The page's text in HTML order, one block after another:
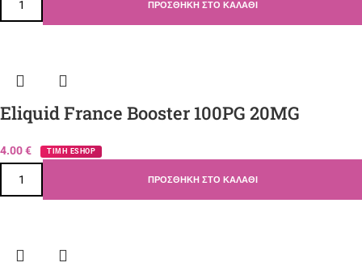
ΠΡΟΣΘΉΚΗ ΣΤΟ ΚΑΛΆΘΙ
Eliquid France Booster 100PG 20MG
4.00€ ΤΙΜΗ ESHOP
ΠΡΟΣΘΉΚΗ ΣΤΟ ΚΑΛΆΘΙ